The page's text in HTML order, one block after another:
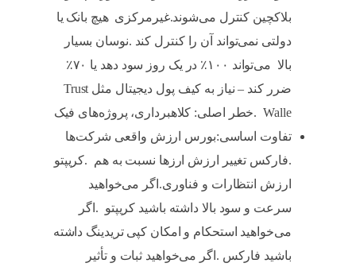
بلاکچین کنترل می‌شوند.غیرمرکزی هیچ بانک یا
دولتی نمی‌تواند آن را کنترل کند .نوسان بسیار
بالا می‌تواند ۱۰۰٪ در یک روز سود دهد یا ۷۰٪
ضرر کند – نیاز به کیف پول دیجیتال مثل Trust
Walle .خطر اصلی: کلاهبرداری، پروژه‌های فیک
تفاوت اساسی:بورس ارزش واقعی شرکت‌ها
.فارکس تغییر ارزش ارزها نسبت به هم .کریپتو
ارزش انتظارات و فناوری.اگر می‌خواهید
سرعت و سود بالا داشته باشید کریپتو .اگر
می‌خواهید استحکام و امکان کپی تریدینگ داشته
باشید فارکس .اگر می‌خواهید ثبات و تأثیر